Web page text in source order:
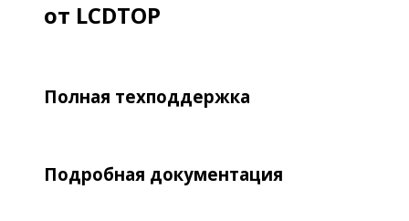
от LCDTOP
Полная техподдержка
Подробная документация